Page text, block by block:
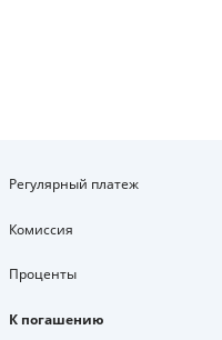
Регулярный платеж
Комиссия
Проценты
К погашению